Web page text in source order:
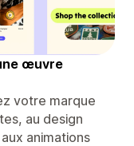
œuvre
votre marque
au design
animations